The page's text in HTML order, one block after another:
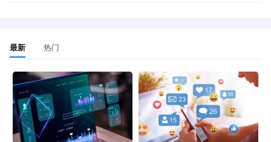
数据化的税务风暴，这组政策并非孤立的技术性调
整，而是标志着我国对数字经济，特别是跨境电商领
域的税收监管模式正发生根本性转变。那个靠信息差
野蛮生长的时代，已经彻底宣告结束。
这篇文章将深度拆解这几份文件“杀伤力”背后的逻
辑。
最新 热门